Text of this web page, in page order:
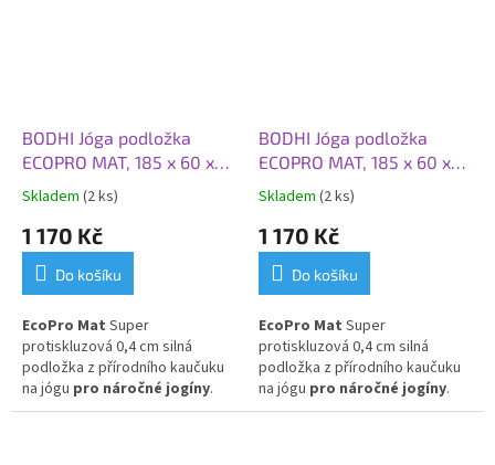
BODHI Jóga podložka
ECOPRO MAT, 185 x 60 x
0,4 cm, šedá tmavá
Skladem (2 ks)
1 170 Kč
Do košíku
EcoPro Mat Super
protiskluzová 0,4 cm silná
podložka z přírodního kaučuku
na jógu pro náročné jogíny.
Skvělá volba pro Vás, kteří
BODHI Jóga podložka
ECOPRO MAT, 185 x 60 x
0,4 cm, fialová
Skladem (2 ks)
1 170 Kč
Do košíku
EcoPro Mat Super
protiskluzová 0,4 cm silná
podložka z přírodního kaučuku
na jógu pro náročné jogíny.
Skvělá volba pro Vás, kteří